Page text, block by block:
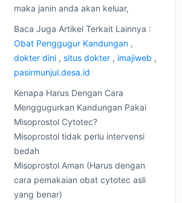
maka janin anda akan keluar,
Baca Juga Artikel Terkait Lainnya :
Obat Penggugur Kandungan ,
dokter dini , situs dokter , imajiweb ,
pasirmunjul.desa.id
Kenapa Harus Dengan Cara
Menggugurkan Kandungan Pakai
Misoprostol Cytotec?
Misoprostol tidak perlu intervensi
bedah
Misoprostol Aman (Harus dengan
cara pemakaian obat cytotec asli
yang benar)